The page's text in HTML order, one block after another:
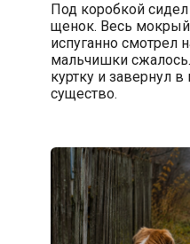
Под коробкой
щенок. Весь
испуганно смотрел
мальчишки
куртку и завернул в
существо.